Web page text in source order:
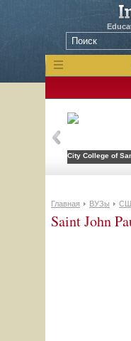
City College of
Главная ВУЗы
Saint John